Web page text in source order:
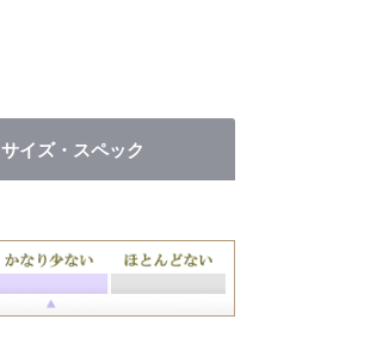
サイズ・スペック